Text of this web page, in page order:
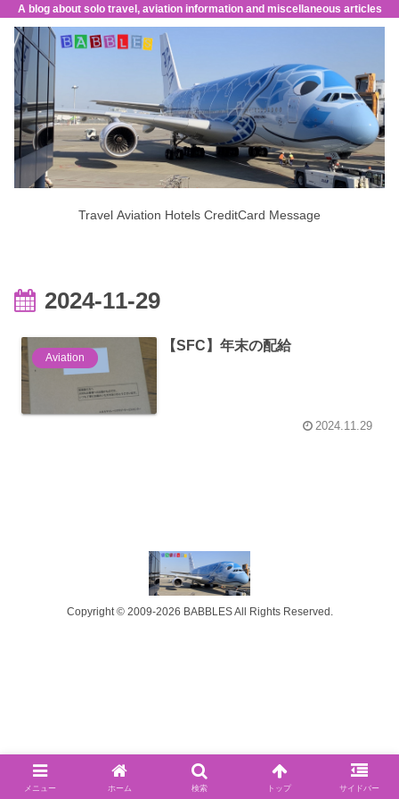
A blog about solo travel, aviation information and miscellaneous articles
Travel Aviation Hotels CreditCard Message
2024-11-29
Aviation
【SFC】年末の配給
2024.11.29
Copyright © 2009-2026 BABBLES All Rights Reserved.
メニュー ホーム 検索 トップ サイドバー